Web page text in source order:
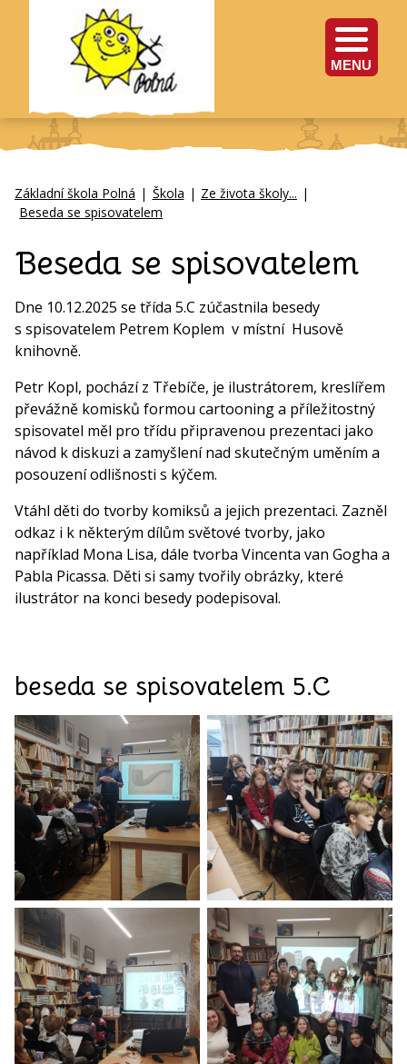
MENU
Základní škola Polná | Škola | Ze života školy... |
Beseda se spisovatelem
Beseda se spisovatelem
Dne 10.12.2025 se třída 5.C zúčastnila besedy
s spisovatelem Petrem Koplem v místní Husově
knihovně.
Petr Kopl, pochází z Třebíče, je ilustrátorem, kreslířem
převážně komisků formou cartooning a příležitostný
spisovatel měl pro třídu připravenou prezentaci jako
návod k diskuzi a zamyšlení nad skutečným uměním a
posouzení odlišnosti s kýčem.
Vtáhl děti do tvorby komiksů a jejich prezentaci. Zazněl
odkaz i k některým dílům světové tvorby, jako
například Mona Lisa, dále tvorba Vincenta van Gogha a
Pabla Picassa. Děti si samy tvořily obrázky, které
ilustrátor na konci besedy podepisoval.
beseda se spisovatelem 5.C